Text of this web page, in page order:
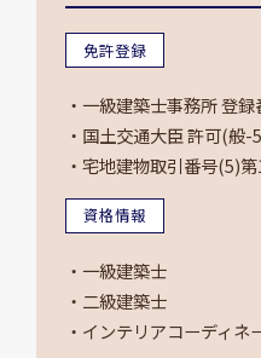
免許登録
・一級建築士事務所 登
・国土交通大臣 許可(般
・宅地建物取引番号(5)
資格情報
・一級建築士
・二級建築士
・インテリアコーディネ